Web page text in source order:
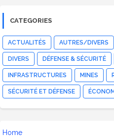
CATEGORIES
ACTUALITÉS AUTRES/DIVERS
DIVERS DÉFENSE & SÉCURITÉ
INFRASTRUCTURES MINES
SÉCURITÉ ET DÉFENSE
Home